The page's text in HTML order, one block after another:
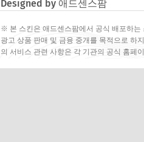
Designed by 애드센스팜
※ 본 스킨은 애드센스팜에서 공식 배포하는
광고 상품 판매 및 금융 중개를 목적으로 하
의 서비스 관련 사항은 각 기관의 공식 홈페